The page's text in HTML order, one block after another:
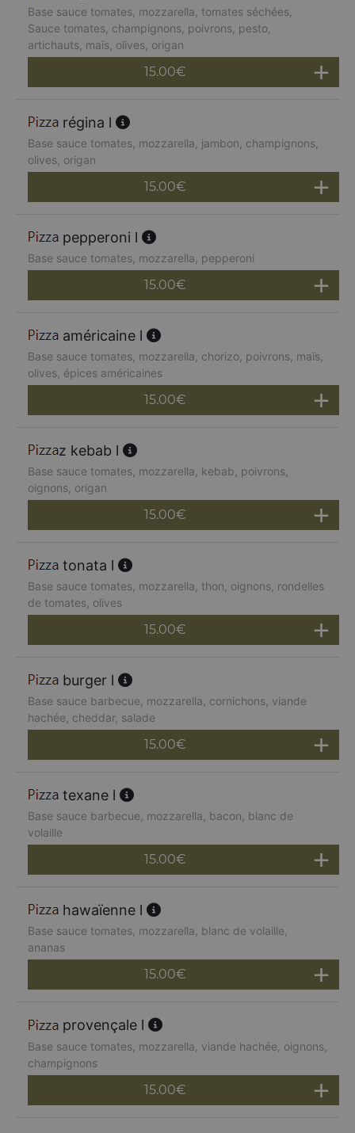
Base sauce tomates, mozzarella, tomates séchées,
Sauce tomates, champignons, poivrons, pesto,
artichauts, maïs, olives, origan
15.00€
régina l
Base sauce tomates, mozzarella, jambon, champignons,
olives, origan
15.00€
pepperoni l
Base sauce tomates, mozzarella, pepperoni
15.00€
américaine l
Base sauce tomates, mozzarella, chorizo, poivrons, maïs,
olives, épices américaines
15.00€
z kebab l
Base sauce tomates, mozzarella, kebab, poivrons,
oignons, origan
15.00€
tonata l
Base sauce tomates, mozzarella, thon, oignons, rondelles
de tomates, olives
15.00€
burger l
Base sauce barbecue, mozzarella, cornichons, viande
hachée, cheddar, salade
15.00€
texane l
Base sauce barbecue, mozzarella, bacon, blanc de
volaille
15.00€
hawaïenne l
Base sauce tomates, mozzarella, blanc de volaille,
ananas
15.00€
provençale l
Base sauce tomates, mozzarella, viande hachée, oignons,
champignons
15.00€